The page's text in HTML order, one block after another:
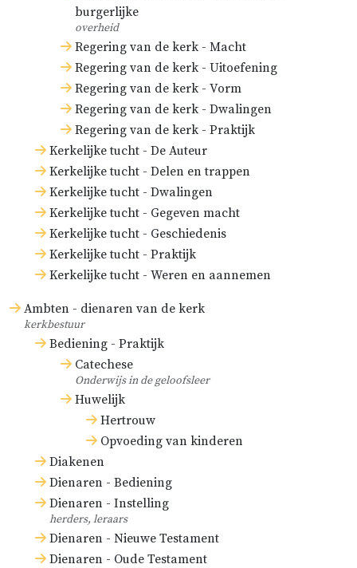
burgerlijke
overheid
Regering van de kerk - Macht
Regering van de kerk - Uitoefening
Regering van de kerk - Vorm
Regering van de kerk - Dwalingen
Regering van de kerk - Praktijk
Kerkelijke tucht - De Auteur
Kerkelijke tucht - Delen en trappen
Kerkelijke tucht - Dwalingen
Kerkelijke tucht - Gegeven macht
Kerkelijke tucht - Geschiedenis
Kerkelijke tucht - Praktijk
Kerkelijke tucht - Weren en aannemen
Ambten - dienaren van de kerk
kerkbestuur
Bediening - Praktijk
Catechese
Onderwijs in de geloofsleer
Huwelijk
Hertrouw
Opvoeding van kinderen
Diakenen
Dienaren - Bediening
Dienaren - Instelling
herders, leraars
Dienaren - Nieuwe Testament
Dienaren - Oude Testament